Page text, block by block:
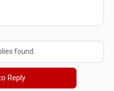
found.
Reply